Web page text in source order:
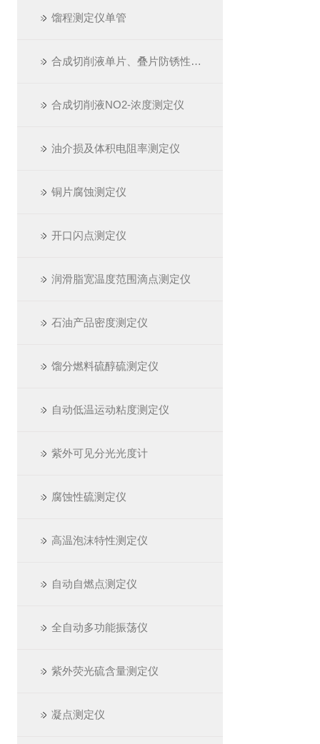
馏程测定仪单管
合成切削液单片、叠片防锈性测定仪
合成切削液NO2-浓度测定仪
油介损及体积电阻率测定仪
铜片腐蚀测定仪
开口闪点测定仪
润滑脂宽温度范围滴点测定仪
石油产品密度测定仪
馏分燃料硫醇硫测定仪
自动低温运动粘度测定仪
紫外可见分光光度计
腐蚀性硫测定仪
高温泡沫特性测定仪
自动自燃点测定仪
全自动多功能振荡仪
紫外荧光硫含量测定仪
凝点测定仪